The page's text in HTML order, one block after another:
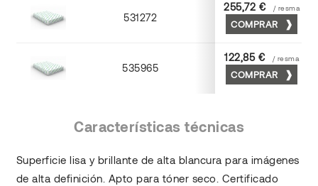
531272 70 x 100
255,72 € / resma
COMPRAR
535965 65 x 90
122,85 € / resma
COMPRAR
Características técnicas
Superficie lisa y brillante de alta blancura para imágenes
de alta definición. Apto para tóner seco. Certificado